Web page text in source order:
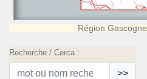
Région
Recherche / Cerca :
>>